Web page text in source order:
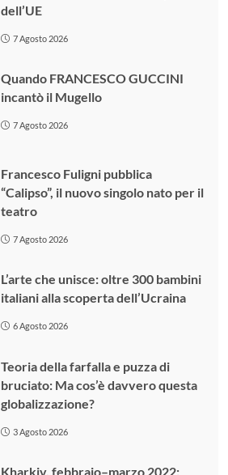
dell’UE
7 Agosto 2026
Quando FRANCESCO GUCCINI
incantò il Mugello
7 Agosto 2026
Francesco Fuligni pubblica
“Calipso”, il nuovo singolo nato per il
teatro
7 Agosto 2026
L’arte che unisce: oltre 300 bambini
italiani alla scoperta dell’Ucraina
6 Agosto 2026
Teoria della farfalla e puzza di
bruciato: Ma cos’è davvero questa
globalizzazione?
3 Agosto 2026
Kharkiv, febbraio–marzo 2022: